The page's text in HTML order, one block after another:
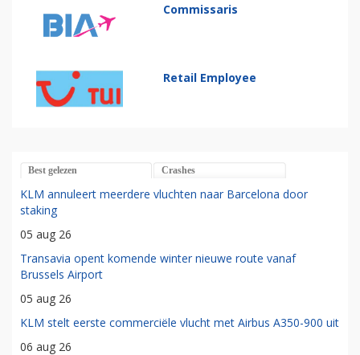
Commissaris
Retail Employee
Best gelezen Crashes
KLM annuleert meerdere vluchten naar Barcelona door
staking
05 aug 26
Transavia opent komende winter nieuwe route vanaf
Brussels Airport
05 aug 26
KLM stelt eerste commerciële vlucht met Airbus A350-900 uit
06 aug 26